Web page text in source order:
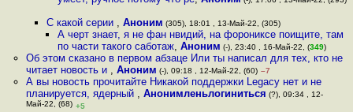
С какой серии ,Аноним (305), 18:01 , 13-Май-22, (305)
А черт знает, я не фан нвидий, на форониксе поищите, там
по части такого саботаж, Аноним (-), 23:40 , 16-Май-22, (349)
Об этом сказано в первом абзаце Или ты написал для тех, кто не
читает новость и , Аноним (-), 09:18 , 12-Май-22, (60) –7
А вы новость прочитайте Никакой поддержки Legacy нет и не
планируется, ядерный , Анонимленьлогиниться (?), 09:34 , 12-
Май-22, (68) +5